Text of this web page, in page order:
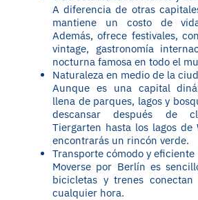
A diferencia de otras
mantiene un costo de
Además, ofrece festivales,
vintage, gastronomía
nocturna famosa en todo el
Naturaleza en medio de la
Aunque es una capital
llena de parques, lagos y
descansar después de
Tiergarten hasta los lagos de
encontrarás un rincón verde.
Transporte cómodo y eficiente
Moverse por Berlín es
bicicletas y trenes
cualquier hora.